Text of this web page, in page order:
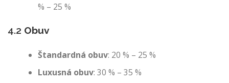
% – 25 %
4.2 Obuv
Štandardná obuv: 20 % – 25 %
Luxusná obuv: 30 % – 35 %